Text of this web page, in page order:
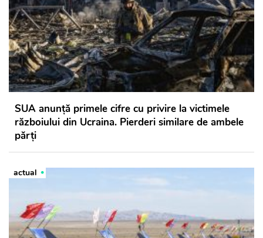
SUA anunță primele cifre cu privire la victimele
războiului din Ucraina. Pierderi similare de ambele
părți
actual